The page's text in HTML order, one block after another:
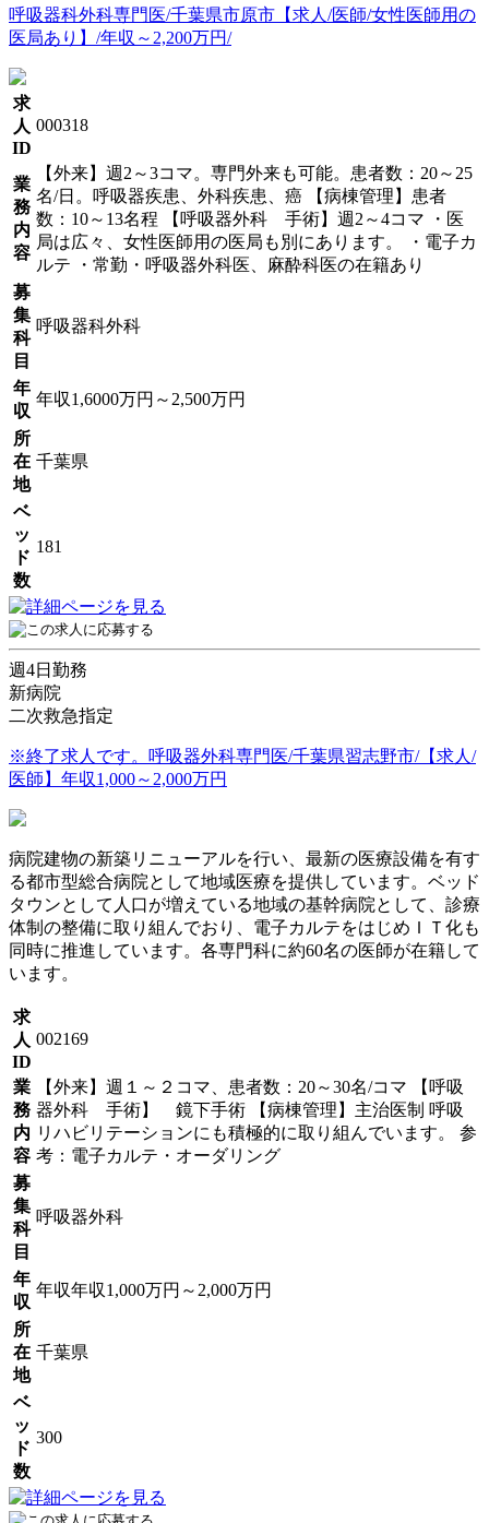
呼吸器科外科専門医/千葉県市原市【求人/医師/女性医師用の
医局あり】/年収～2,200万円/
求
人
ID
000318
業
務
内
容
【外来】週2～3コマ。専門外来も可能。患者数：20～25
名/日。呼吸器疾患、外科疾患、癌 【病棟管理】患者
数：10～13名程 【呼吸器外科 手術】週2～4コマ ・医
局は広々、女性医師用の医局も別にあります。 ・電子カ
ルテ ・常勤・呼吸器外科医、麻酔科医の在籍あり
募
集
科
目
呼吸器科外科
年
収
年収1,6000万円～2,500万円
所
在
地
千葉県
ベ
ッ
ド
数
181
週4日勤務
新病院
二次救急指定
※終了求人です。呼吸器外科専門医/千葉県習志野市/【求人/
医師】年収1,000～2,000万円
病院建物の新築リニューアルを行い、最新の医療設備を有す
る都市型総合病院として地域医療を提供しています。ベッド
タウンとして人口が増えている地域の基幹病院として、診療
体制の整備に取り組んでおり、電子カルテをはじめＩＴ化も
同時に推進しています。各専門科に約60名の医師が在籍して
います。
求
人
ID
002169
業
務
内
容
【外来】週１～２コマ、患者数：20～30名/コマ 【呼吸
器外科 手術】 鏡下手術 【病棟管理】主治医制 呼吸
リハビリテーションにも積極的に取り組んでいます。 参
考：電子カルテ・オーダリング
募
集
科
目
呼吸器外科
年
収
年収年収1,000万円～2,000万円
所
在
地
千葉県
ベ
ッ
ド
数
300